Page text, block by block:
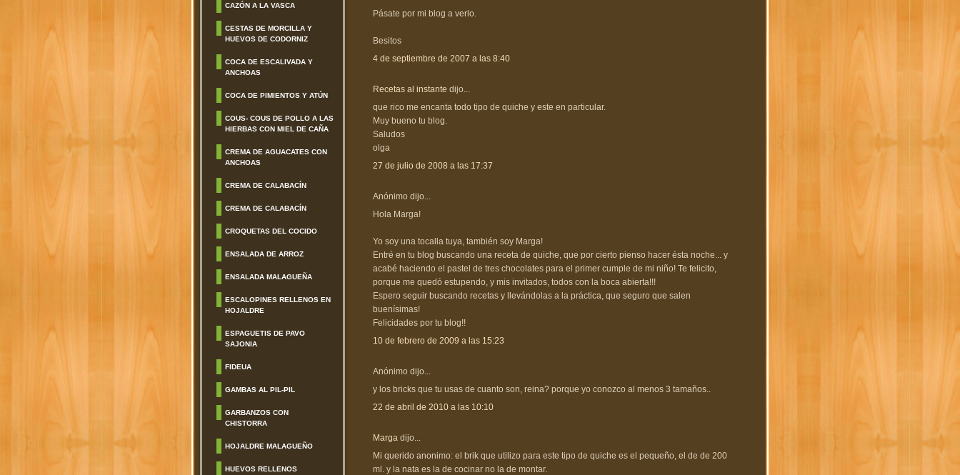
CAZÓN A LA VASCA
CESTAS DE MORCILLA Y
HUEVOS DE CODORNIZ
COCA DE ESCALIVADA Y
ANCHOAS
COCA DE PIMIENTOS Y ATÚN
COUS- COUS DE POLLO A LAS
HIERBAS CON MIEL DE CAÑA
CREMA DE AGUACATES CON
ANCHOAS
CREMA DE CALABACÍN
CREMA DE CALABACÍN
CROQUETAS DEL COCIDO
ENSALADA DE ARROZ
ENSALADA MALAGUEÑA
ESCALOPINES RELLENOS EN
HOJALDRE
ESPAGUETIS DE PAVO
SAJONIA
FIDEUA
GAMBAS AL PIL-PIL
GARBANZOS CON
CHISTORRA
HOJALDRE MALAGUEÑO
HUEVOS RELLENOS
Pásate por mi blog a verlo.
Besitos
4 de septiembre de 2007 a las 8:40
Recetas al instante dijo...
que rico me encanta todo tipo de quiche y este en particular.
Muy bueno tu blog.
Saludos
olga
27 de julio de 2008 a las 17:37
Anónimo dijo...
Hola Marga!
Yo soy una tocalla tuya, también soy Marga!
Entré en tu blog buscando una receta de quiche, que por cierto pienso hacer ésta noche... y
acabé haciendo el pastel de tres chocolates para el primer cumple de mi niño! Te felicito,
porque me quedó estupendo, y mis invitados, todos con la boca abierta!!!
Espero seguir buscando recetas y llevándolas a la práctica, que seguro que salen
buenísimas!
Felicidades por tu blog!!
10 de febrero de 2009 a las 15:23
Anónimo dijo...
y los bricks que tu usas de cuanto son, reina? porque yo conozco al menos 3 tamaños..
22 de abril de 2010 a las 10:10
Marga dijo...
Mi querido anonimo: el brik que utilizo para este tipo de quiche es el pequeño, el de de 200
ml. y la nata es la de cocinar no la de montar.